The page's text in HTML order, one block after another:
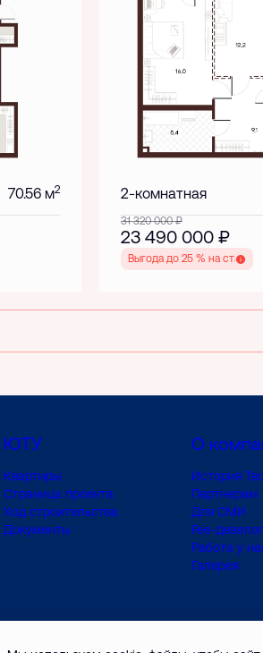
70.56 м2 2-комнатная
31 320 000₽
23 490 000 ₽
Выгода до 25 % на старте
ЮТУ
Квартиры
Страница проекта
Ход строительства
Документы
О
История
Партнерам
Для СМИ
Fee-
Работа у
Галерея